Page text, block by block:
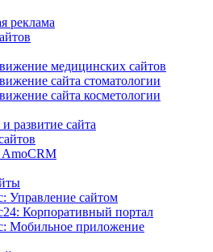
реклама
медицинских сайтов
сайта стоматологии
сайта косметологии
развитие сайта
Управление сайтом
Корпоративный портал
Мобильное приложение